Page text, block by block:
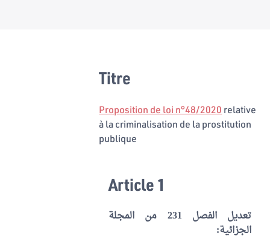
Titre
Proposition de loi n°48/2020 relative
à la criminalisation de la prostitution
publique
Article 1
تعديل الفصل 231 من المجلة
الجزائية: